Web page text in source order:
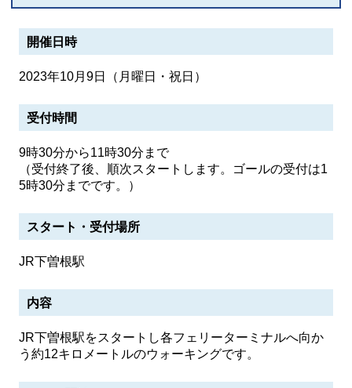
開催日時
2023年10月9日（月曜日・祝日）
受付時間
9時30分から11時30分まで
（受付終了後、順次スタートします。ゴールの受付は1
5時30分までです。）
スタート・受付場所
JR下曽根駅
内容
JR下曽根駅をスタートし各フェリーターミナルへ向か
う約12キロメートルのウォーキングです。